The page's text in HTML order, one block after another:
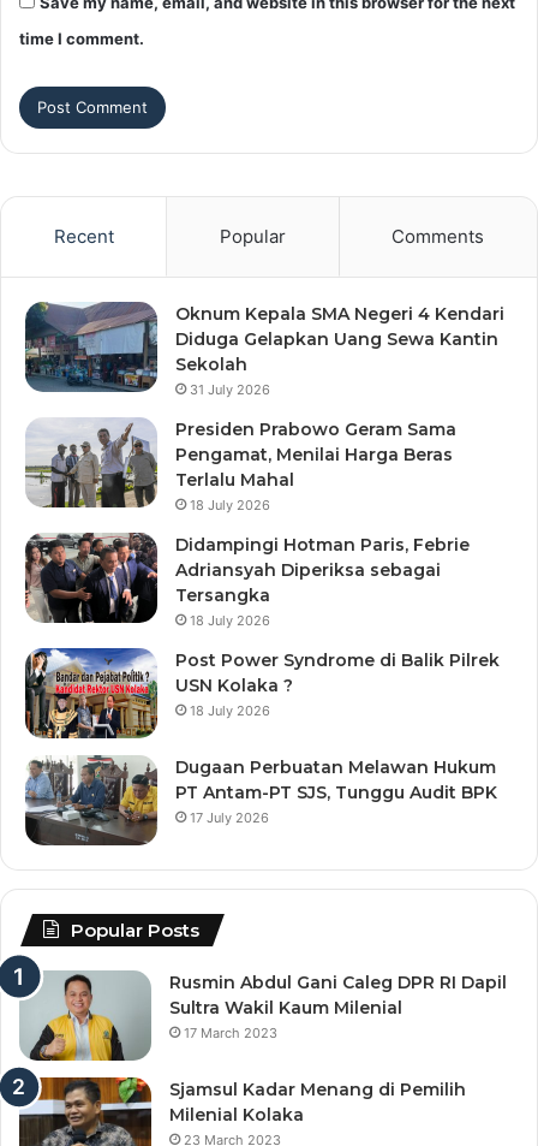
time I comment.
Recent Popular Comments
Oknum Kepala SMA Negeri 4 Kendari
Diduga Gelapkan Uang Sewa Kantin
Sekolah
31 July 2026
Presiden Prabowo Geram Sama
Pengamat, Menilai Harga Beras
Terlalu Mahal
18 July 2026
Didampingi Hotman Paris, Febrie
Adriansyah Diperiksa sebagai
Tersangka
18 July 2026
Post Power Syndrome di Balik Pilrek
USN Kolaka ?
18 July 2026
Dugaan Perbuatan Melawan Hukum
PT Antam-PT SJS, Tunggu Audit BPK
17 July 2026
Popular Posts
Rusmin Abdul Gani Caleg DPR RI Dapil
Sultra Wakil Kaum Milenial
17 March 2023
Sjamsul Kadar Menang di Pemilih
Milenial Kolaka
23 March 2023